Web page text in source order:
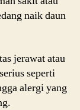
naik daun
jerawat atau
seperti
alergi yang